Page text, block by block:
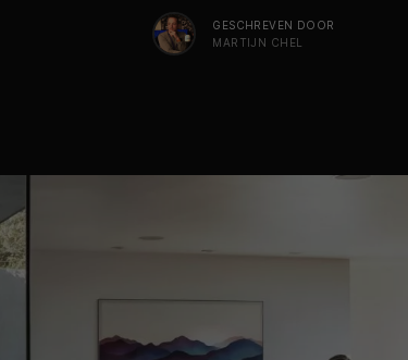
GESCHREVEN DOOR
MARTIJN CHEL